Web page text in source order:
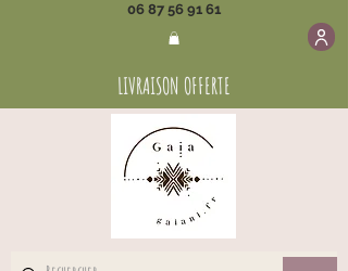
06 87 56 91 61
LIVRAISON OFFERTE